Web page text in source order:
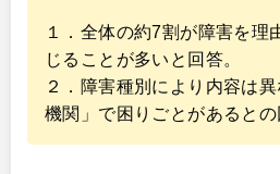
１．全体の約7割が障害を理
じることが多いと回答。
２．障害種別により内容は
機関」で困りごとがあるとの